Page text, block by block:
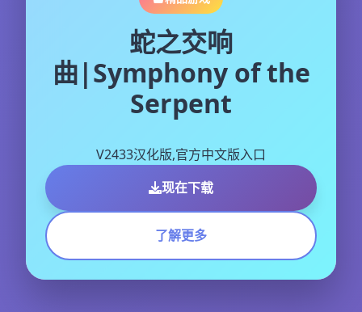
蛇之交响
曲|Symphony of the
Serpent
V2433汉化版,官方中文版入口
现在下载
了解更多